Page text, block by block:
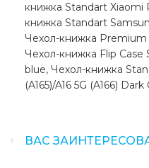
книжка Standart Xiaomi
книжка Standart
Чехол-книжка Premium
Чехол-книжка Flip Case
blue, Чехол-книжка
(A165)/A16 5G (A166) Dark
ВАС